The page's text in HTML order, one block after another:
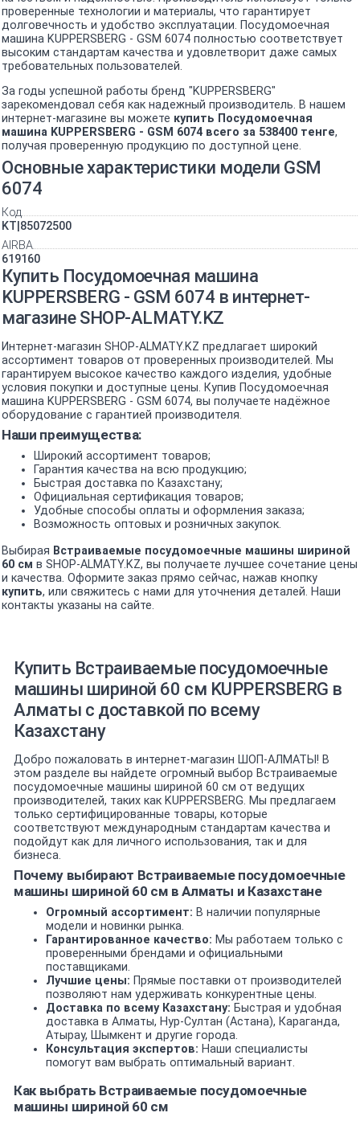
проверенные технологии и материалы, что гарантирует
долговечность и удобство эксплуатации. Посудомоечная
машина KUPPERSBERG - GSM 6074 полностью соответствует
высоким стандартам качества и удовлетворит даже самых
требовательных пользователей.
За годы успешной работы бренд "KUPPERSBERG"
зарекомендовал себя как надежный производитель. В нашем
интернет-магазине вы можете купить Посудомоечная
машина KUPPERSBERG - GSM 6074 всего за 538400 тенге,
получая проверенную продукцию по доступной цене.
Основные характеристики модели GSM
6074
Код
KT|85072500
AIRBA
619160
Купить Посудомоечная машина
KUPPERSBERG - GSM 6074 в интернет-
магазине SHOP-ALMATY.KZ
Интернет-магазин SHOP-ALMATY.KZ предлагает широкий
ассортимент товаров от проверенных производителей. Мы
гарантируем высокое качество каждого изделия, удобные
условия покупки и доступные цены. Купив Посудомоечная
машина KUPPERSBERG - GSM 6074, вы получаете надёжное
оборудование с гарантией производителя.
Наши преимущества:
Широкий ассортимент товаров;
Гарантия качества на всю продукцию;
Быстрая доставка по Казахстану;
Официальная сертификация товаров;
Удобные способы оплаты и оформления заказа;
Возможность оптовых и розничных закупок.
Выбирая Встраиваемые посудомоечные машины шириной
60 см в SHOP-ALMATY.KZ, вы получаете лучшее сочетание цены
и качества. Оформите заказ прямо сейчас, нажав кнопку
купить, или свяжитесь с нами для уточнения деталей. Наши
контакты указаны на сайте.
Купить Встраиваемые посудомоечные
машины шириной 60 см KUPPERSBERG в
Алматы с доставкой по всему
Казахстану
Добро пожаловать в интернет-магазин ШОП-АЛМАТЫ! В
этом разделе вы найдете огромный выбор Встраиваемые
посудомоечные машины шириной 60 см от ведущих
производителей, таких как KUPPERSBERG. Мы предлагаем
только сертифицированные товары, которые
соответствуют международным стандартам качества и
подойдут как для личного использования, так и для
бизнеса.
Почему выбирают Встраиваемые посудомоечные
машины шириной 60 см в Алматы и Казахстане
Огромный ассортимент: В наличии популярные
модели и новинки рынка.
Гарантированное качество: Мы работаем только с
проверенными брендами и официальными
поставщиками.
Лучшие цены: Прямые поставки от производителей
позволяют нам удерживать конкурентные цены.
Доставка по всему Казахстану: Быстрая и удобная
доставка в Алматы, Нур-Султан (Астана), Караганда,
Атырау, Шымкент и другие города.
Консультация экспертов: Наши специалисты
помогут вам выбрать оптимальный вариант.
Как выбрать Встраиваемые посудомоечные
машины шириной 60 см